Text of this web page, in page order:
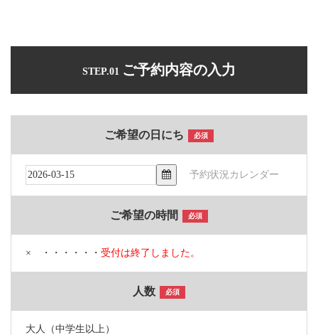
STEP.01 ご予約内容の入力
ご希望の日にち 必須
予約状況カレンダー
ご希望の時間 必須
× ・・・・・・ 受付は終了しました。
人数 必須
大人（中学生以上）